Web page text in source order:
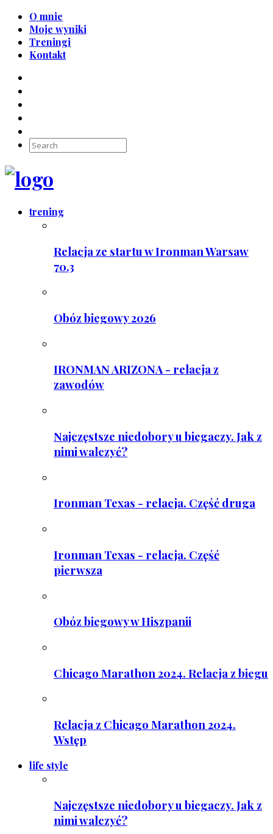
O mnie
Moje wyniki
Treningi
Kontakt
trening
Relacja ze startu w Ironman Warsaw
70.3
Obóz biegowy 2026
IRONMAN ARIZONA - relacja z
zawodów
Najczęstsze niedobory u biegaczy. Jak z
nimi walczyć?
Ironman Texas - relacja. Część druga
Ironman Texas - relacja. Część
pierwsza
Obóz biegowy w Hiszpanii
Chicago Marathon 2024. Relacja z biegu
Relacja z Chicago Marathon 2024.
Wstęp
life style
Najczęstsze niedobory u biegaczy. Jak z
nimi walczyć?